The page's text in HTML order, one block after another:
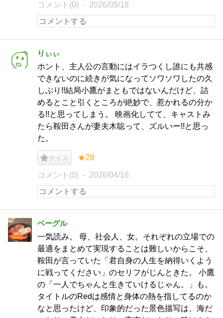
コメント(0) 2026/05/18
りぃぃ
ホント、主人公の言動にはイラつくし誰にも共感
できないのに続きが気になってソワソワしたの久
しぶり!!結局小鷹がまともではないんだけど、詰
めるとこと引くところが絶妙で、惹かれるの分か
る!!と思ってしまう。 映画化してて、キャストみ
たら鞍田さんが妻夫木聡って、ズルいー!!と思っ
た。
ナイス ★28
コメント(0) 2026/04/18
ベーグル
一気読み。 母、社会人、女。それぞれの立場での
最適をまとめて実現することは難しいからこそ、
鞍田が言っていた「君自身の人生を納得いくよう
に戦ってください」のセリフがじんときた。 小鷹
の「一人でちゃんと生きていけるじゃん。」も。
タイトルのRedは感情と身体の熱を指してるのか
なと思ったけど、印象的だった景色描写は、海だ